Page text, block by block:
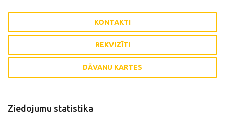
KONTAKTI
REKVIZĪTI
DĀVANU KARTES
Ziedojumu statistika